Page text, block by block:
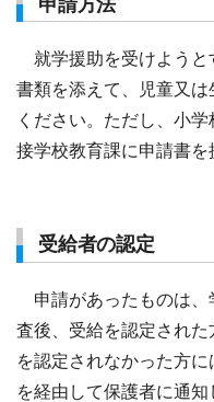
就学援助を受けようと
書類を添えて、児童又
ください。ただし、小
接学校教育課に申請書を
受給者の認定
申請があったものは、
査後、受給を認定され
を認定されなかった方
を経由して保護者に通知